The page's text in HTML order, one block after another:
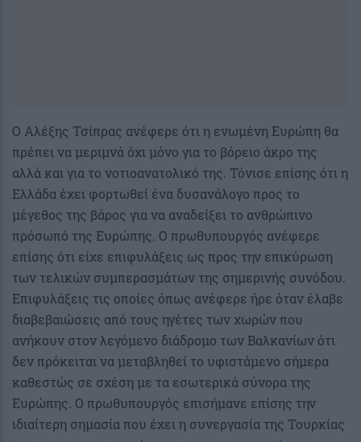
Ο Αλέξης Τσίπρας ανέφερε ότι η ενωμένη Ευρώπη θα
πρέπει να μεριμνά όχι μόνο για το βόρειο άκρο της
αλλά και για το νοτιοανατολικό της. Τόνισε επίσης ότι η
Ελλάδα έχει φορτωθεί ένα δυσανάλογο προς το
μέγεθος της βάρος για να αναδείξει το ανθρώπινο
πρόσωπό της Ευρώπης. Ο πρωθυπουργός ανέφερε
επίσης ότι είχε επιφυλάξεις ως προς την επικύρωση
των τελικών συμπερασμάτων της σημερινής συνόδου.
Επιφυλάξεις τις οποίες όπως ανέφερε ήρε όταν έλαβε
διαβεβαιώσεις από τους ηγέτες των χωρών που
ανήκουν στον λεγόμενο διάδρομο των Βαλκανίων ότι
δεν πρόκειται να μεταβληθεί το υφιστάμενο σήμερα
καθεστώς σε σχέση με τα εσωτερικά σύνορα της
Ευρώπης. Ο πρωθυπουργός επισήμανε επίσης την
ιδιαίτερη σημασία που έχει η συνεργασία της Τουρκίας